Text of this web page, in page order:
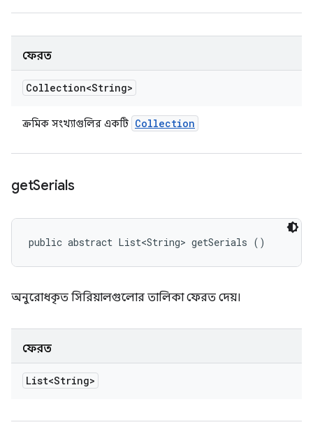
ফেরত
Collection<String>
ক্রমিক সংখ্যাগুলির একটি Collection
getSerials
public abstract List<String> getSerials ()
অনুরোধকৃত সিরিয়ালগুলোর তালিকা ফেরত দেয়।
ফেরত
List<String>